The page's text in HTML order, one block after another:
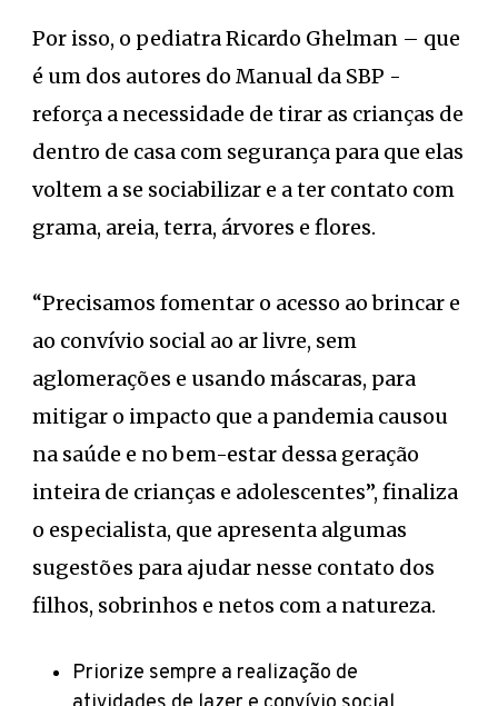
Por isso, o pediatra Ricardo Ghelman – que
é um dos autores do Manual da SBP -
reforça a necessidade de tirar as crianças de
dentro de casa com segurança para que elas
voltem a se sociabilizar e a ter contato com
grama, areia, terra, árvores e flores.
“Precisamos fomentar o acesso ao brincar e
ao convívio social ao ar livre, sem
aglomerações e usando máscaras, para
mitigar o impacto que a pandemia causou
na saúde e no bem-estar dessa geração
inteira de crianças e adolescentes”, finaliza
o especialista, que apresenta algumas
sugestões para ajudar nesse contato dos
filhos, sobrinhos e netos com a natureza.
Priorize sempre a realização de